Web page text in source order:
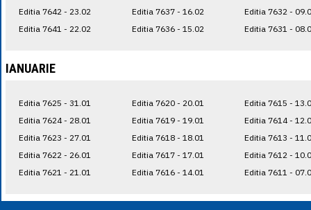
Editia 7642 - 23.02
Editia 7641 - 22.02
Editia 7637 - 16.02
Editia 7636 - 15.02
Editia 7632 -
Editia 7631 -
IANUARIE
Editia 7625 - 31.01
Editia 7624 - 28.01
Editia 7623 - 27.01
Editia 7622 - 26.01
Editia 7621 - 21.01
Editia 7620 - 20.01
Editia 7619 - 19.01
Editia 7618 - 18.01
Editia 7617 - 17.01
Editia 7616 - 14.01
Editia 7615 -
Editia 7614 -
Editia 7613 -
Editia 7612 -
Editia 7611 -